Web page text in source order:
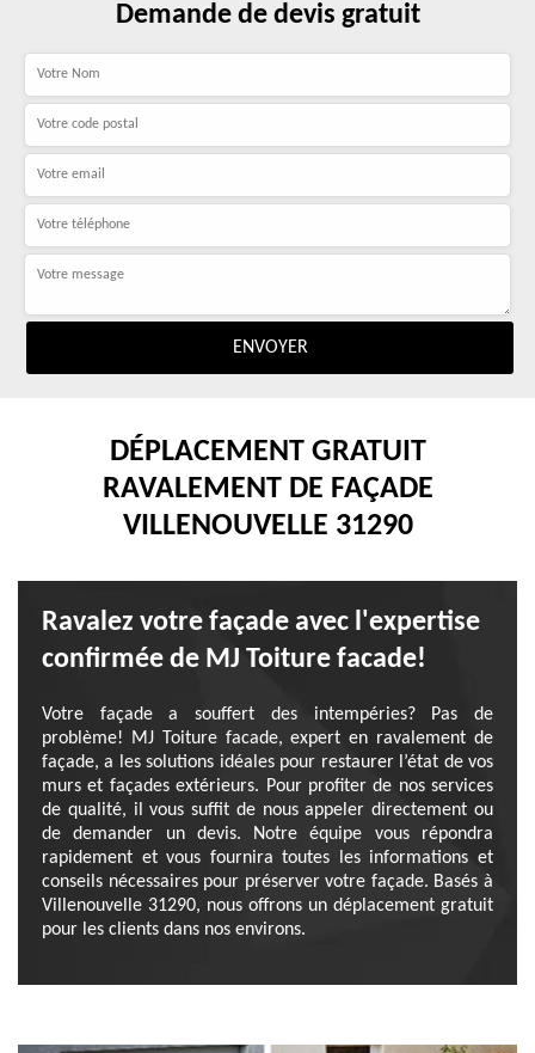
Demande de devis gratuit
DÉPLACEMENT GRATUIT
RAVALEMENT DE FAÇADE
VILLENOUVELLE 31290
Ravalez votre façade avec l'expertise
confirmée de MJ Toiture facade!
Votre façade a souffert des intempéries? Pas de
problème! MJ Toiture facade, expert en ravalement de
façade, a les solutions idéales pour restaurer l’état de vos
murs et façades extérieurs. Pour profiter de nos services
de qualité, il vous suffit de nous appeler directement ou
de demander un devis. Notre équipe vous répondra
rapidement et vous fournira toutes les informations et
conseils nécessaires pour préserver votre façade. Basés à
Villenouvelle 31290, nous offrons un déplacement gratuit
pour les clients dans nos environs.